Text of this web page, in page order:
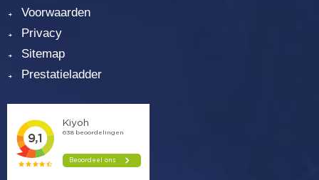
Voorwaarden
Privacy
Sitemap
Prestatieladder